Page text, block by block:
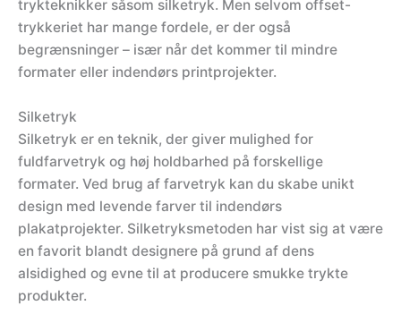
trykteknikker såsom silketryk. Men selvom offset-
trykkeriet har mange fordele, er der også
begrænsninger – især når det kommer til mindre
formater eller indendørs printprojekter.
Silketryk
Silketryk er en teknik, der giver mulighed for
fuldfarvetryk og høj holdbarhed på forskellige
formater. Ved brug af farvetryk kan du skabe unikt
design med levende farver til indendørs
plakatprojekter. Silketryksmetoden har vist sig at være
en favorit blandt designere på grund af dens
alsidighed og evne til at producere smukke trykte
produkter.